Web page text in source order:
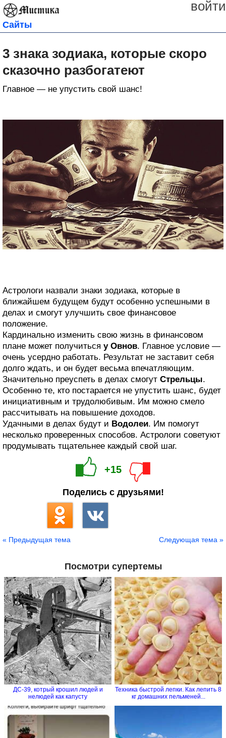
войти
Сайты
3 знака зодиака, которые скоро
сказочно разбогатеют
Главное — не упустить свой шанс!
Астрологи назвали знаки зодиака, которые в
ближайшем будущем будут особенно успешными в
делах и смогут улучшить свое финансовое
положение.
Кардинально изменить свою жизнь в финансовом
плане может получиться у Овнов. Главное условие —
очень усердно работать. Результат не заставит себя
долго ждать, и он будет весьма впечатляющим.
Значительно преуспеть в делах смогут Стрельцы.
Особенно те, кто постарается не упустить шанс, будет
инициативным и трудолюбивым. Им можно смело
рассчитывать на повышение доходов.
Удачными в делах будут и Водолеи. Им помогут
несколько проверенных способов. Астрологи советуют
продумывать тщательнее каждый свой шаг.
+15
Поделись с друзьями!
« Предыдущая тема Следующая тема »
Посмотри супертемы
ДС-39, котрый крошил людей и
нелюдей как капусту
Техника быстрой лепки. Как лепить 8
кг домашних пельменей...